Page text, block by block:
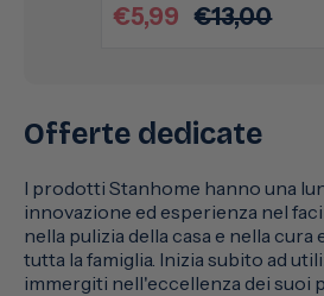
Prezzo
€5,99
Prezzo
€13,00
Offerte dedicate
I prodotti Stanhome hanno una
innovazione ed esperienza nel
nella pulizia della casa e nella
tutta la famiglia. Inizia subito ad
immergiti nell'eccellenza dei suoi